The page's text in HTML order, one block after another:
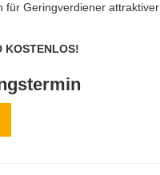
für Geringverdiener attraktiver
KOSTENLOS!